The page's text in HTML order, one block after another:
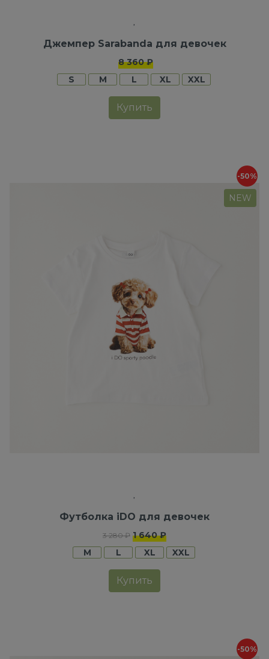
Джемпер Sarabanda для девочек
8 360 ₽
S
M L XL XXL
Купить
-50%
NEW
Футболка iDO для девочек
3 280 ₽ 1 640 ₽
M
L XL XXL
Купить
-50%